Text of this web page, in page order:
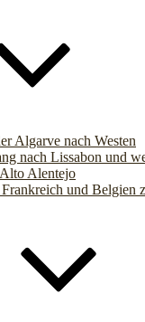
Algarve nach Westen
nach Lissabon und
Alentejo
und Belgien